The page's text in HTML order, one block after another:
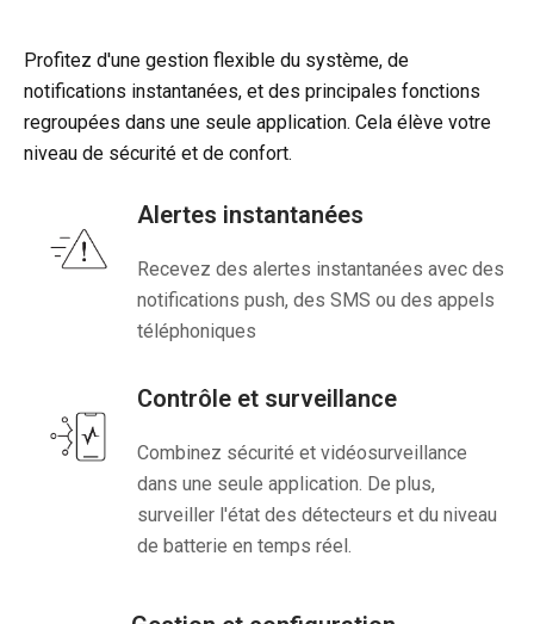
Profitez d'une gestion flexible du système, de
notifications instantanées, et des principales fonctions
regroupées dans une seule application. Cela élève votre
niveau de sécurité et de confort.
Alertes instantanées
Recevez des alertes instantanées avec des
notifications push, des SMS ou des appels
téléphoniques
Contrôle et surveillance
Combinez sécurité et vidéosurveillance
dans une seule application. De plus,
surveiller l'état des détecteurs et du niveau
de batterie en temps réel.